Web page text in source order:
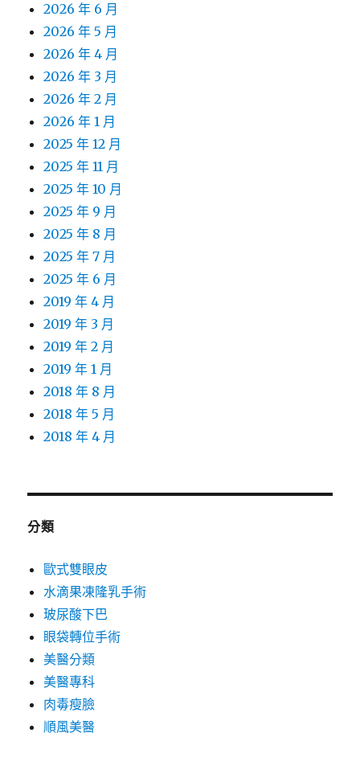
2026 年 6 月
2026 年 5 月
2026 年 4 月
2026 年 3 月
2026 年 2 月
2026 年 1 月
2025 年 12 月
2025 年 11 月
2025 年 10 月
2025 年 9 月
2025 年 8 月
2025 年 7 月
2025 年 6 月
2019 年 4 月
2019 年 3 月
2019 年 2 月
2019 年 1 月
2018 年 8 月
2018 年 5 月
2018 年 4 月
分類
歐式雙眼皮
水滴果凍隆乳手術
玻尿酸下巴
眼袋轉位手術
美醫分類
美醫專科
肉毒瘦臉
順風美醫